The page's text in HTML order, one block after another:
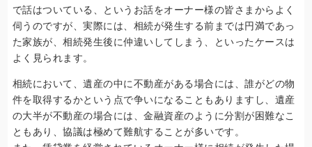
で話はついている、というお話をオーナー様の皆さまからよく
伺うのですが、実際には、相続が発生する前までは円満であっ
た家族が、相続発生後に仲違いしてしまう、といったケースは
よく見られます。
相続において、遺産の中に不動産がある場合には、誰がどの物
件を取得するかという点で争いになることもありますし、遺産
の大半が不動産の場合には、金融資産のように分割が困難なこ
ともあり、協議は極めて難航することが多いです。